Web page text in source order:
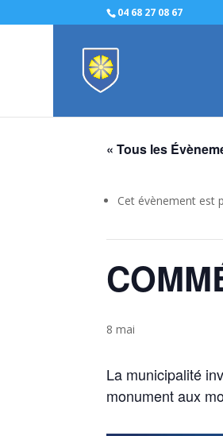
04 68 27 08 67
« Tous les
Cet évènement est
8 mai
La municipalité
monument aux